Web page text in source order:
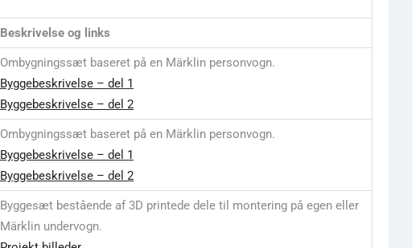
Beskrivelse og links
Ombygningssæt baseret på en Märklin personvogn.
Byggebeskrivelse – del 1
Byggebeskrivelse – del 2
Ombygningssæt baseret på en Märklin personvogn.
Byggebeskrivelse – del 1
Byggebeskrivelse – del 2
Byggesæt bestående af 3D printede dele til montering på egen eller
Märklin undervogn.